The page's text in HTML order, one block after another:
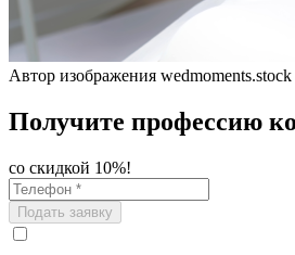
Автор изображения
Получите профессию
со скидкой 10%!
Подать заявку